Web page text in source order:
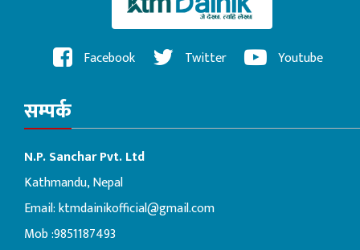
Facebook Twitter Youtube
सम्पर्क
N.P. Sanchar Pvt. Ltd
Kathmandu, Nepal
Email:ktmdainikofficial@gmail.com
Mob :9851187493